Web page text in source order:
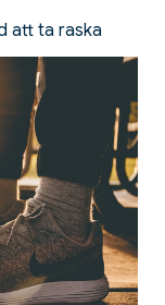
att ta raska